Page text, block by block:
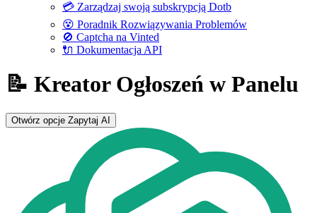
💳 Zarządzaj swoją subskrypcją Dotb
😵 Poradnik Rozwiązywania Problemów
🚫 Captcha na Vinted
🔌 Dokumentacja API
📝 Kreator Ogłoszeń w Panelu
Otwórz opcje Zapytaj AI